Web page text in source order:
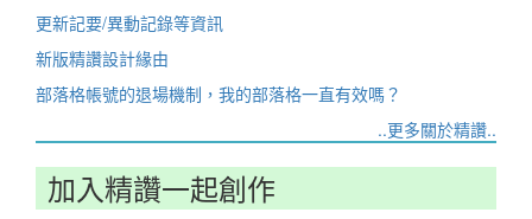
更新記要/異動記錄等資訊
新版精讚設計緣由
部落格帳號的退場機制，我的部落格一直有效嗎？
..更多關於精讚..
加入精讚一起創作